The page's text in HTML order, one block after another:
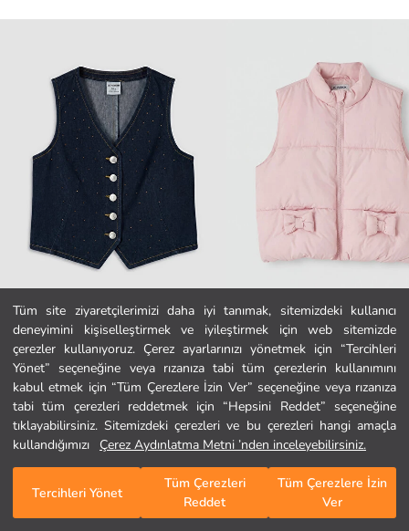
Tüm site ziyaretçilerimizi daha iyi tanımak, sitemizdeki kullanıcı
deneyimini kişiselleştirmek ve iyileştirmek için web sitemizde
çerezler kullanıyoruz. Çerez ayarlarınızı yönetmek için “Tercihleri
Yönet” seçeneğine veya rızanıza tabi tüm çerezlerin kullanımını
kabul etmek için “Tüm Çerezlere İzin Ver” seçeneğine veya rızanıza
tabi tüm çerezleri reddetmek için “Hepsini Reddet” seçeneğine
tıklayabilirsiniz. Sitemizdeki çerezleri ve bu çerezleri hangi amaçla
kullandığımızı
Çerez Aydınlatma Metni ’nden inceleyebilirsiniz.
Tercihleri Yönet
Tüm Çerezleri
Reddet
Tüm Çerezlere İzin
Ver
Ana Sayfa
Kategoriler
Sepetim
LCW Kids
Kız Çocuk Jean Yelek
499,99 TL
LCW Kids
Dik Yaka Kız Çocuk Şişme Yelek
1.299,99 TL
/